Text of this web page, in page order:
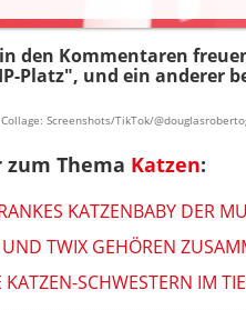
den Kommentaren
Platz", und ein anderer
Screenshots/TikTok/
zum Thema Katzen:
KATZENBABY DER
TWIX GEHÖREN
KATZEN-SCHWESTERN IM